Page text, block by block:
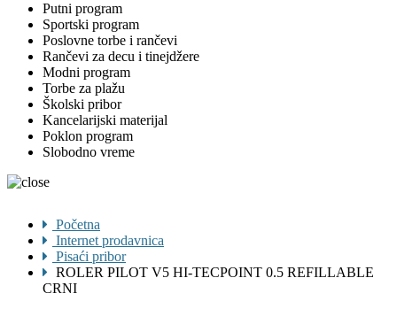
Putni program
Sportski program
Poslovne torbe i rančevi
Rančevi za decu i tinejdžere
Modni program
Torbe za plažu
Školski pribor
Kancelarijski materijal
Poklon program
Slobodno vreme
Početna
Internet prodavnica
Pisaći pribor
ROLER PILOT V5 HI-TECPOINT 0.5 REFILLABLE
CRNI